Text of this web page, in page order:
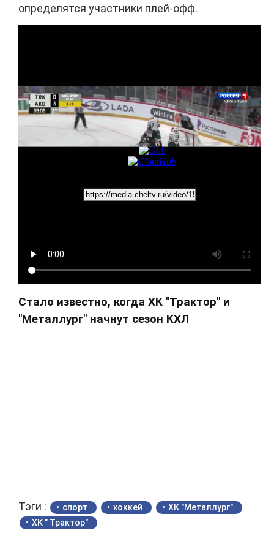
определятся участники плей-офф.
Стало известно, когда ХК "Трактор" и
"Металлург" начнут сезон КХЛ
Тэги : спорт хоккей
ХК "Металлург"
ХК " Трактор"